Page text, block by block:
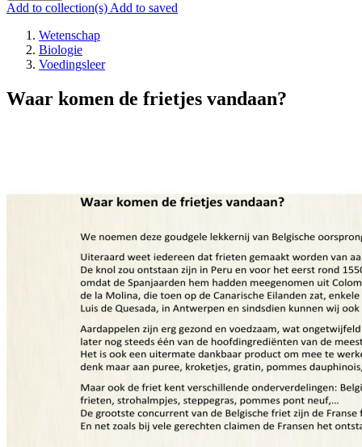
Add to collection(s) Add to saved
Wetenschap
Biologie
Voedingsleer
Waar komen de frietjes vandaan?